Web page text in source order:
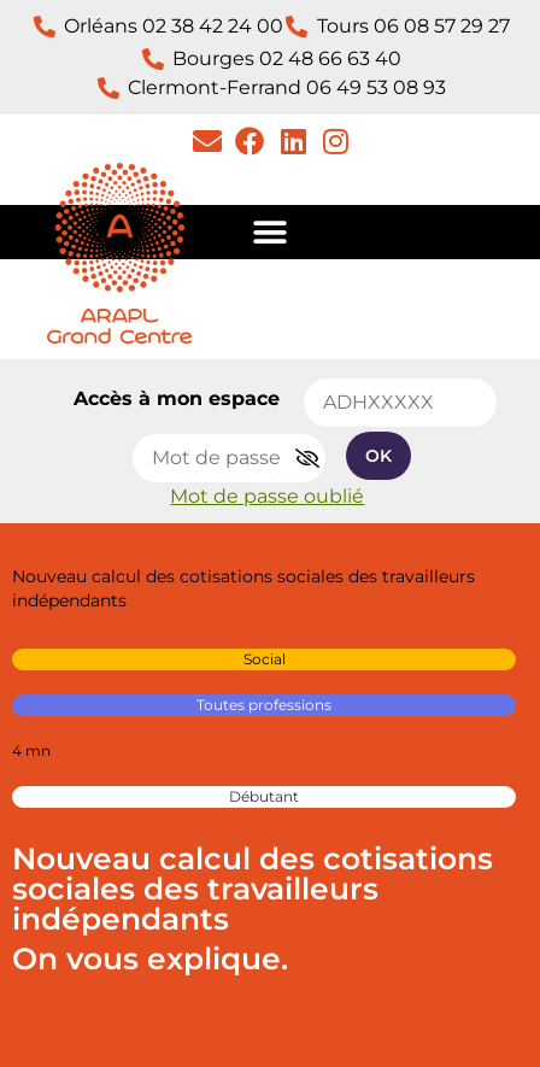
Orléans 02 38 42 24 00
Tours 06 08 57 29 27
Bourges 02 48 66 63 40
Clermont-Ferrand 06 49 53 08 93​
Accès à mon espace
OK
Mot de passe oublié
Nouveau calcul des cotisations sociales des travailleurs
indépendants
Social
Toutes professions
4 mn
Débutant
Nouveau calcul des cotisations
sociales des travailleurs
indépendants
On vous explique.